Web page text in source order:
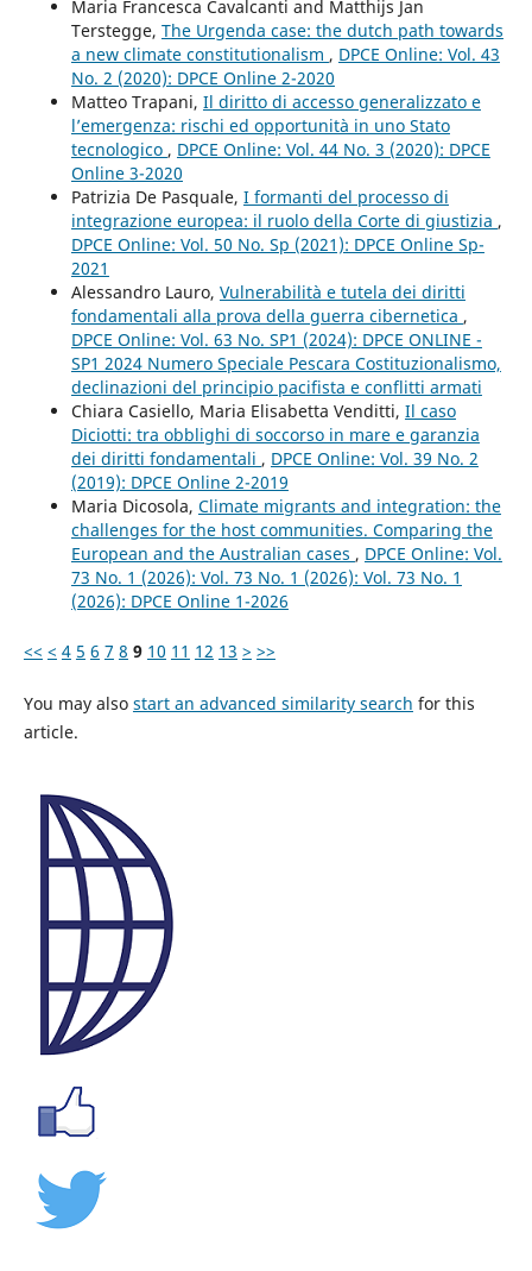
Maria Francesca Cavalcanti and Matthijs Jan
Terstegge, The Urgenda case: the dutch path towards
a new climate constitutionalism , DPCE Online: Vol. 43
No. 2 (2020): DPCE Online 2-2020
Matteo Trapani, Il diritto di accesso generalizzato e
l’emergenza: rischi ed opportunità in uno Stato
tecnologico , DPCE Online: Vol. 44 No. 3 (2020): DPCE
Online 3-2020
Patrizia De Pasquale, I formanti del processo di
integrazione europea: il ruolo della Corte di giustizia ,
DPCE Online: Vol. 50 No. Sp (2021): DPCE Online Sp-
2021
Alessandro Lauro, Vulnerabilità e tutela dei diritti
fondamentali alla prova della guerra cibernetica ,
DPCE Online: Vol. 63 No. SP1 (2024): DPCE ONLINE -
SP1 2024 Numero Speciale Pescara Costituzionalismo,
declinazioni del principio pacifista e conflitti armati
Chiara Casiello, Maria Elisabetta Venditti, Il caso
Diciotti: tra obblighi di soccorso in mare e garanzia
dei diritti fondamentali , DPCE Online: Vol. 39 No. 2
(2019): DPCE Online 2-2019
Maria Dicosola, Climate migrants and integration: the
challenges for the host communities. Comparing the
European and the Australian cases , DPCE Online: Vol.
73 No. 1 (2026): Vol. 73 No. 1 (2026): Vol. 73 No. 1
(2026): DPCE Online 1-2026
<< < 4 5 6 7 8 9 10 11 12 13 > >>
You may also start an advanced similarity search for this
article.